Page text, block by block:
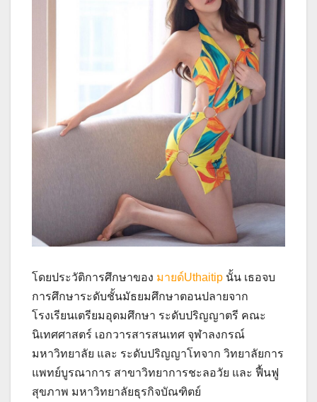
โดยประวัติการศึกษาของ มายด์Uthaitip นั้น เธอจบ
การศึกษาระดับชั้นมัธยมศึกษาตอนปลายจาก
โรงเรียนเตรียมอุดมศึกษา ระดับปริญญาตรี คณะ
นิเทศศาสตร์ เอกวารสารสนเทศ จุฬาลงกรณ์
มหาวิทยาลัย และ ระดับปริญญาโทจาก วิทยาลัยการ
แพทย์บูรณาการ สาขาวิทยาการชะลอวัย และ ฟื้นฟู
สุขภาพ มหาวิทยาลัยธุรกิจบัณฑิตย์